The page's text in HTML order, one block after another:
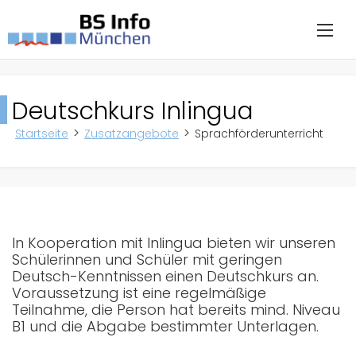
Deutschkurs Inlingua
Startseite Zusatzangebote Sprachförderunterricht
In Kooperation mit Inlingua bieten wir unseren
Schülerinnen und Schüler mit geringen
Deutsch-Kenntnissen einen Deutschkurs an.
Voraussetzung ist eine regelmäßige
Teilnahme, die Person hat bereits mind. Niveau
B1 und die Abgabe bestimmter Unterlagen.